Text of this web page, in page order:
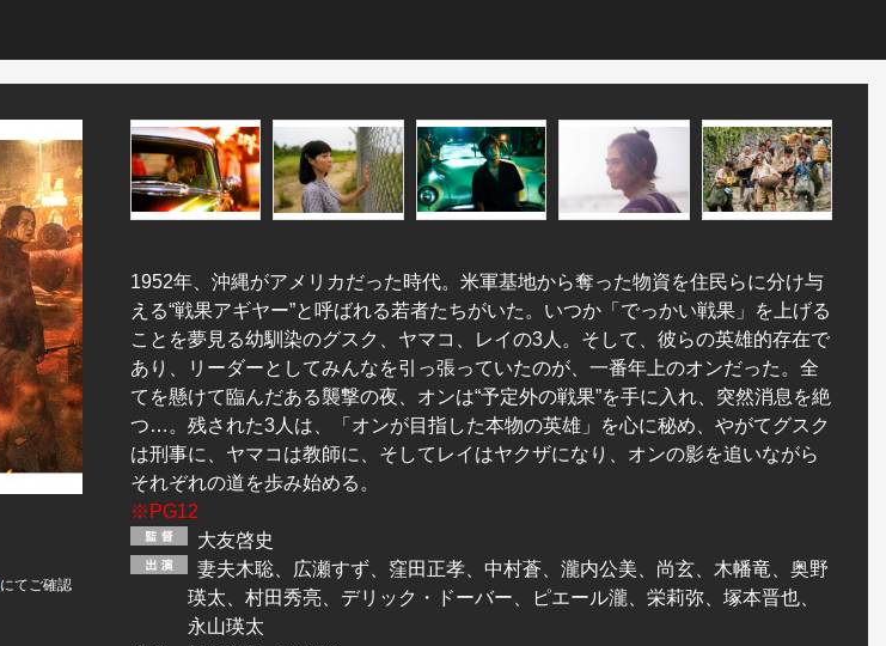
にてご確認
1952年、沖縄がアメリカだった時代。米軍基地から奪った物資を住民らに分け与
える“戦果アギヤー”と呼ばれる若者たちがいた。いつか「でっかい戦果」を上げる
ことを夢見る幼馴染のグスク、ヤマコ、レイの3人。そして、彼らの英雄的存在で
あり、リーダーとしてみんなを引っ張っていたのが、一番年上のオンだった。全
てを懸けて臨んだある襲撃の夜、オンは“予定外の戦果”を手に入れ、突然消息を絶
つ…。残された3人は、「オンが目指した本物の英雄」を心に秘め、やがてグスク
は刑事に、ヤマコは教師に、そしてレイはヤクザになり、オンの影を追いながら
それぞれの道を歩み始める。
※PG12
大友啓史
妻夫木聡、広瀬すず、窪田正孝、中村蒼、瀧内公美、尚玄、木幡竜、奥野
瑛太、村田秀亮、デリック・ドーバー、ピエール瀧、栄莉弥、塚本晋也、
永山瑛太